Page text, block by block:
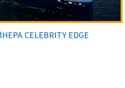
CELEBRITY EDGE